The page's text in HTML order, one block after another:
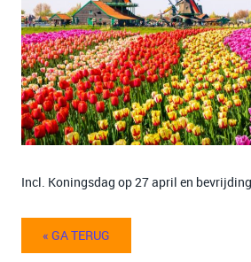
Incl. Koningsdag op 27 april en
« GA TERUG